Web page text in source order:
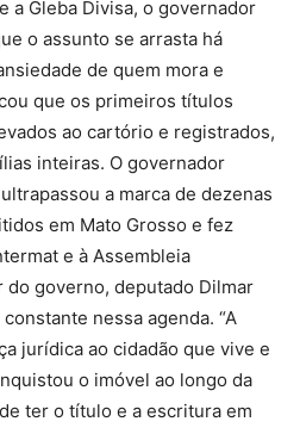
a Gleba Divisa, o governador
o assunto se arrasta há
de quem mora e
que os primeiros títulos
ao cartório e registrados,
inteiras. O governador
a marca de dezenas
em Mato Grosso e fez
e à Assembleia
do governo, deputado Dilmar
nessa agenda. “A
jurídica ao cidadão que vive e
o imóvel ao longo da
ter o título e a escritura em